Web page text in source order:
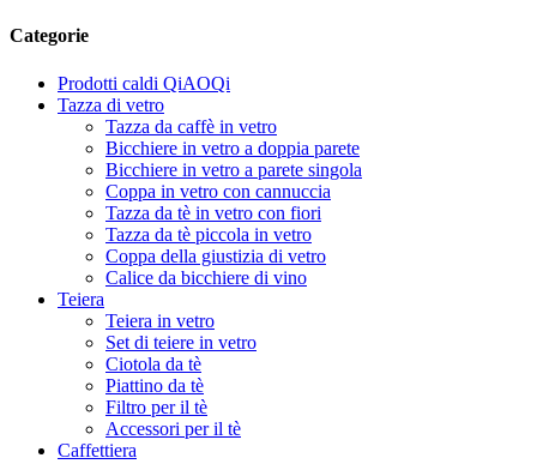
Categorie
Prodotti caldi QiAOQi
Tazza di vetro
Tazza da caffè in vetro
Bicchiere in vetro a doppia parete
Bicchiere in vetro a parete singola
Coppa in vetro con cannuccia
Tazza da tè in vetro con fiori
Tazza da tè piccola in vetro
Coppa della giustizia di vetro
Calice da bicchiere di vino
Teiera
Teiera in vetro
Set di teiere in vetro
Ciotola da tè
Piattino da tè
Filtro per il tè
Accessori per il tè
Caffettiera